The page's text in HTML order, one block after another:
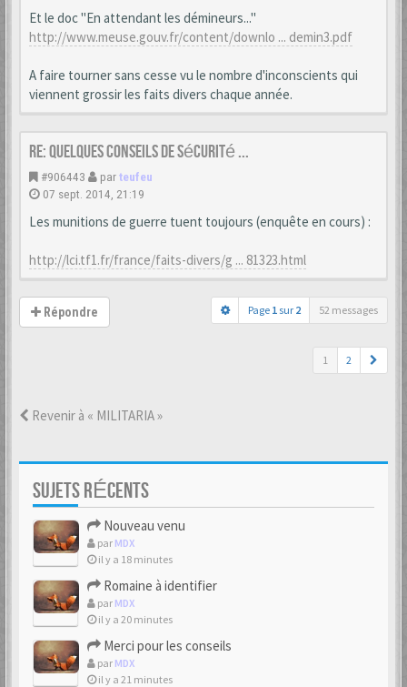
Et le doc "En attendant les démineurs..."
http://www.meuse.gouv.fr/content/downlo ... demin3.pdf
A faire tourner sans cesse vu le nombre d'inconscients qui
viennent grossir les faits divers chaque année.
Re: Quelques conseils de sécurité ...
#906443 parteufeu
07 sept. 2014, 21:19
Les munitions de guerre tuent toujours (enquête en cours) :
http://lci.tf1.fr/france/faits-divers/g ... 81323.html
Répondre Page 1 sur 2 52 messages
1 2
Revenir à « MILITARIA »
SUJETS RÉCENTS
Nouveau venu
par MDX
il y a 18 minutes
Romaine à identifier
par MDX
il y a 20 minutes
Merci pour les conseils
par MDX
il y a 21 minutes